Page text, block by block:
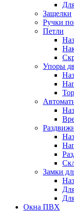
Защелки
Ручки
Петли
Упоры
Замки
Окна ПВХ